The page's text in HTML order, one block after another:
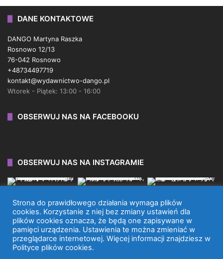
DANE KONTAKTOWE
DANGO Martyna Raszka
Rosnowo 12/13
76-042 Rosnowo
+48734497719
kontakt@wydawnictwo-dango.pl
Wtorek - Piątek: 13:00 - 16:00
OBSERWUJ NAS NA FACEBOOKU
OBSERWUJ NAS NA INSTAGRAMIE
WYDAWNICTWO DANGO 2026 © WSZYSTKIE PRAWA
ZASTRZEŻONE.
Strona do prawidłowego działania wymaga plików
cookies. Korzystanie z niej bez zmiany ustawień dla
plików cookies oznacza, że będą one zapisywane w
pamięci urządzenia. Ustawienia te można zmieniać w
przeglądarce internetowej. Więcej informacji znajdziesz w
Polityce plików cookies.